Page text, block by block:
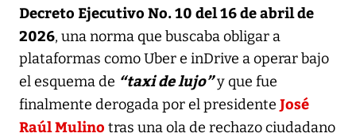
Decreto Ejecutivo No. 10 del 16 de abril de
2026, una norma que buscaba obligar a
plataformas como Uber e inDrive a operar bajo
el esquema de “taxi de lujo”y que fue
finalmente derogada por el presidente José
Raúl Mulino tras una ola de rechazo ciudadano